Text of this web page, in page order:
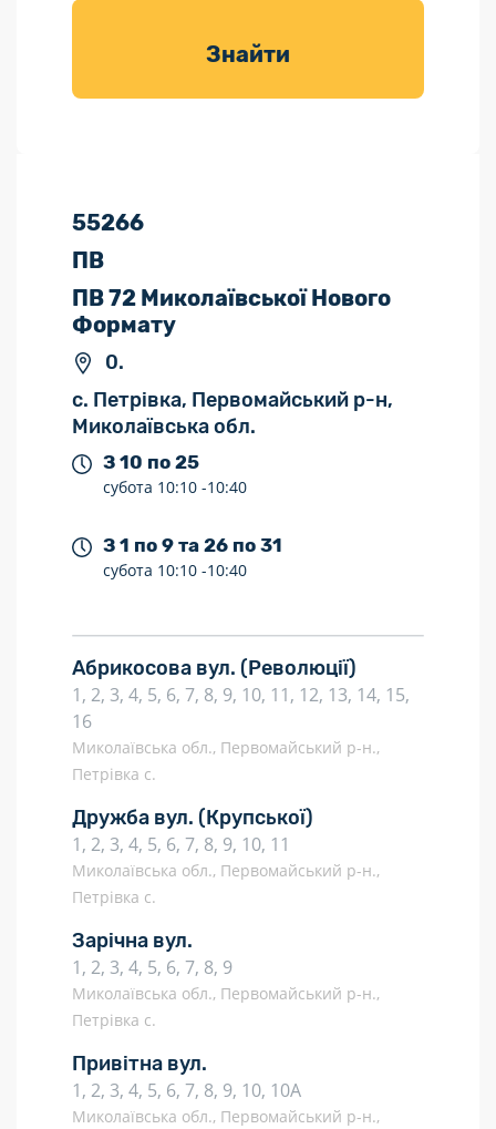
товарів для
Знайти
55266
ПВ
ПВ 72 Миколаївської Нового
Формату
0.
с. Петрівка, Первомайський р-н,
Миколаївська обл.
З 10 по 25
субота 10:10 -10:40
З 1 по 9 та 26 по 31
субота 10:10 -10:40
Абрикосова вул. (Революції)
1, 2, 3, 4, 5, 6, 7, 8, 9, 10, 11, 12, 13, 14, 15,
16
Миколаївська обл., Первомайський р-н.,
Петрівка с.
Дружба вул. (Крупської)
1, 2, 3, 4, 5, 6, 7, 8, 9, 10, 11
Миколаївська обл., Первомайський р-н.,
Петрівка с.
Зарічна вул.
1, 2, 3, 4, 5, 6, 7, 8, 9
Миколаївська обл., Первомайський р-н.,
Петрівка с.
Привітна вул.
1, 2, 3, 4, 5, 6, 7, 8, 9, 10, 10А
Миколаївська обл., Первомайський р-н.,